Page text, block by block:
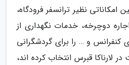
نظیر ترانسفر فرودگاه،
دوچرخه، خدمات نگهداری از
کنفرانس و … را برای گردشگرانی
لارناکا قبرس انتخاب کرده اند،